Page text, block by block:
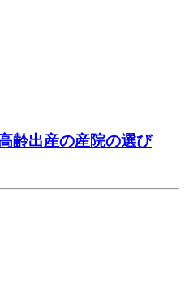
齢出産の産院の選び